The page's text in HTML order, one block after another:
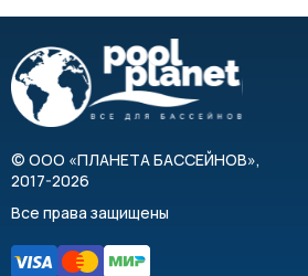
Режимы работы
Filter (Filtration)
Режим фильтрации. Вода
бассейна, проходит в
(сверху вниз) и
Back wash
Режим промывки. Вода
бассейна, проходит
фильтре через песок (снизу
© ООО «ПЛАНЕТА БАССЕЙНОВ»,
2017-2026
Все права защищены